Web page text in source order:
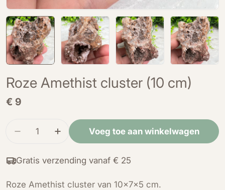
Roze Amethist cluster (10 cm)
Normale
€ 9
Hoeveelheid
Verminder de hoeveelheid voor Roze Amethist
Verhoog de hoeveelheid voor Roze
Voeg toe aan winkelwagen
Gratis verzending vanaf € 25
Roze Amethist cluster van 10x7x5 cm.